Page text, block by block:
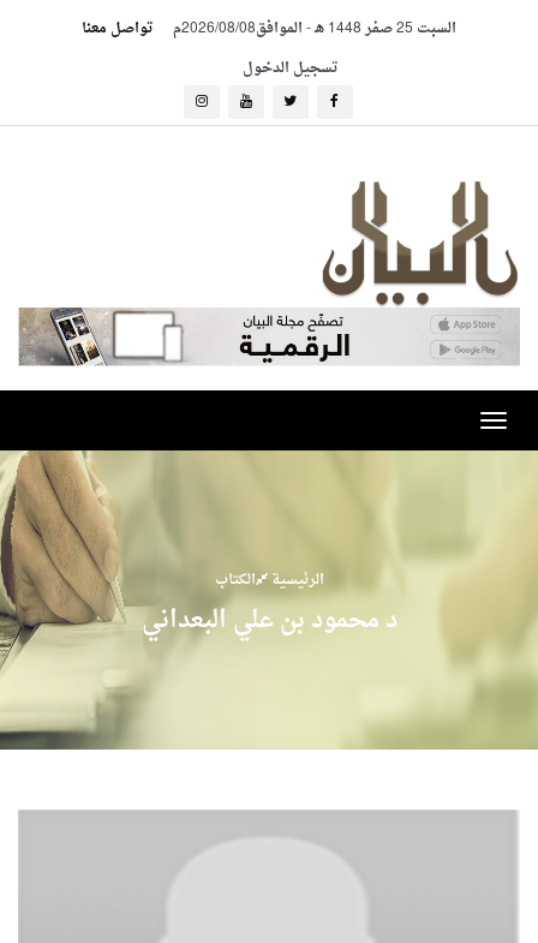
السبت 25 صفر 1448 هـ -الموافق2026/08/08م
تواصل معنا
تسجيل الدخول
Toggle
navigation
الرئيسية الكتاب
د محمود بن علي البعداني